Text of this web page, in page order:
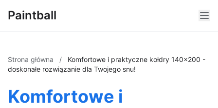
Paintball
Strona główna /
Komfortowe i praktyczne kołdry 140x200 -
doskonałe rozwiązanie dla Twojego snu!
Komfortowe i